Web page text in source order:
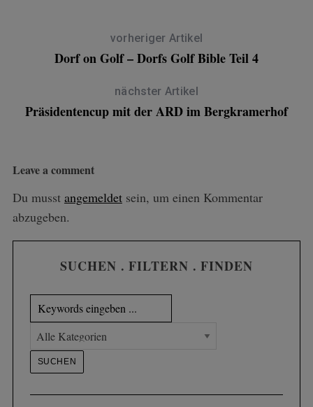
vorheriger Artikel
Dorf on Golf – Dorfs Golf Bible Teil 4
nächster Artikel
Präsidentencup mit der ARD im Bergkramerhof
Leave a comment
Du musst angemeldetsein, um einen Kommentar
abzugeben.
SUCHEN . FILTERN . FINDEN